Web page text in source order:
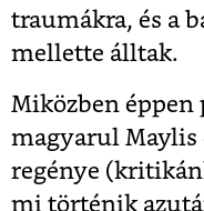
traumákra, és a
mellette álltak.
Miközben éppen
magyarul Maylis
regénye
mi történik